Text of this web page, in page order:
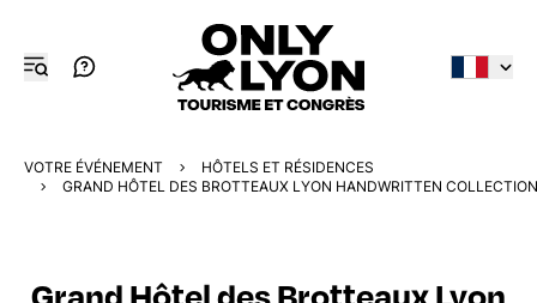
VOTRE ÉVÉNEMENT
HÔTELS ET RÉSIDENCES
GRAND HÔTEL DES BROTTEAUX LYON HANDWRITTEN COLLECTION